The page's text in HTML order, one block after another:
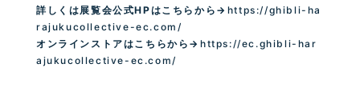
詳しくは展覧会公式HPはこちらから→ https://ghibli-ha
rajukucollective-ec.com/
オンラインストアはこちらから→https://ec.ghibli-har
ajukucollective-ec.com/